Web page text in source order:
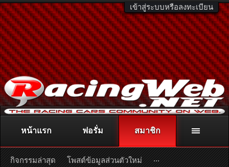
เข้าสู่ระบบหรือลงทะเบียน
ติดต่อลงโฆษณา racingweb@gmail.comหรือโทร. 081-811-1138
หรืออ่านรายละเอียดเพิ่มเติม คลิกที่นี่
หน้าแรก ฟอรั่ม สมาชิก
กิจกรรมล่าสุด โพสต์ข้อมูลส่วนตัวใหม่ ...